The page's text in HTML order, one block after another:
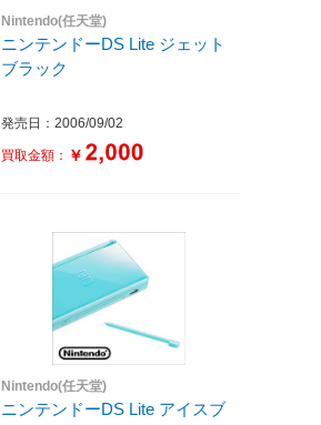
Nintendo(任天堂)
ニンテンドーDS Lite ジェット
ブラック
発売日：2006/09/02
買取金額： ￥
Nintendo(任天堂)
ニンテンドーDS Lite アイスブ